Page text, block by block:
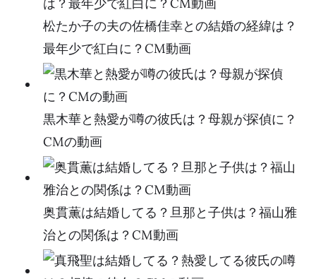
松たか子の夫の佐橋佳幸との結婚の経緯は？
最年少で紅白に？CM動画
黒木華と熱愛が噂の彼氏は？母親が探偵に？
CMの動画
奥貫薫は結婚してる？旦那と子供は？福山雅
治との関係は？CM動画